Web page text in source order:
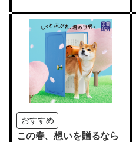
おすすめ
この春、想いを贈るなら